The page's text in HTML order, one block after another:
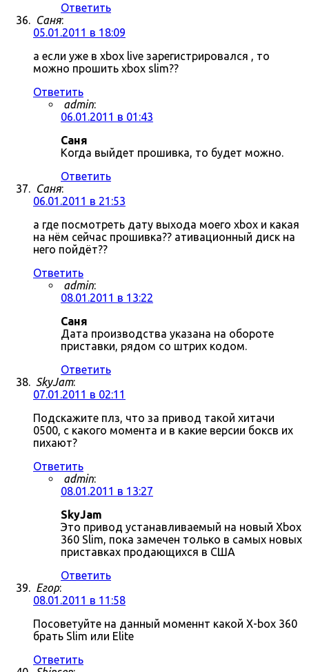
Ответить
Саня:
05.01.2011 в 18:09
а если уже в xbox live зарегистрировался , то
можно прошить xbox slim??
Ответить
admin:
06.01.2011 в 01:43
Саня
Когда выйдет прошивка, то будет можно.
Ответить
Саня:
06.01.2011 в 21:53
а где посмотреть дату выхода моего xbox и какая
на нём сейчас прошивка?? ативационный диск на
него пойдёт??
Ответить
admin:
08.01.2011 в 13:22
Саня
Дата производства указана на обороте
приставки, рядом со штрих кодом.
Ответить
SkyJam:
07.01.2011 в 02:11
Подскажите плз, что за привод такой хитачи
0500, с какого момента и в какие версии боксв их
пихают?
Ответить
admin:
08.01.2011 в 13:27
SkyJam
Это привод устанавливаемый на новый Xbox
360 Slim, пока замечен только в самых новых
приставках продающихся в США
Ответить
Егор:
08.01.2011 в 11:58
Посоветуйте на данный моменнт какой X-box 360
брать Slim или Elite
Ответить